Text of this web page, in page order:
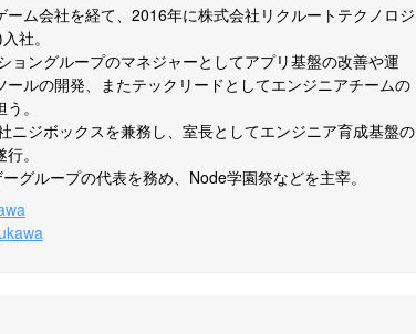
ーム会社を経て、2016年に株式会社リクルートテクノロジ
社。
ョングループのマネジャーとしてアプリ基盤の改善や運
ールの開発、またテックリードとしてエンジニアチームの
。
ニジボックスを兼務し、室長としてエンジニア育成基盤の
。
グループの代表を務め、Node学園祭などを主宰。